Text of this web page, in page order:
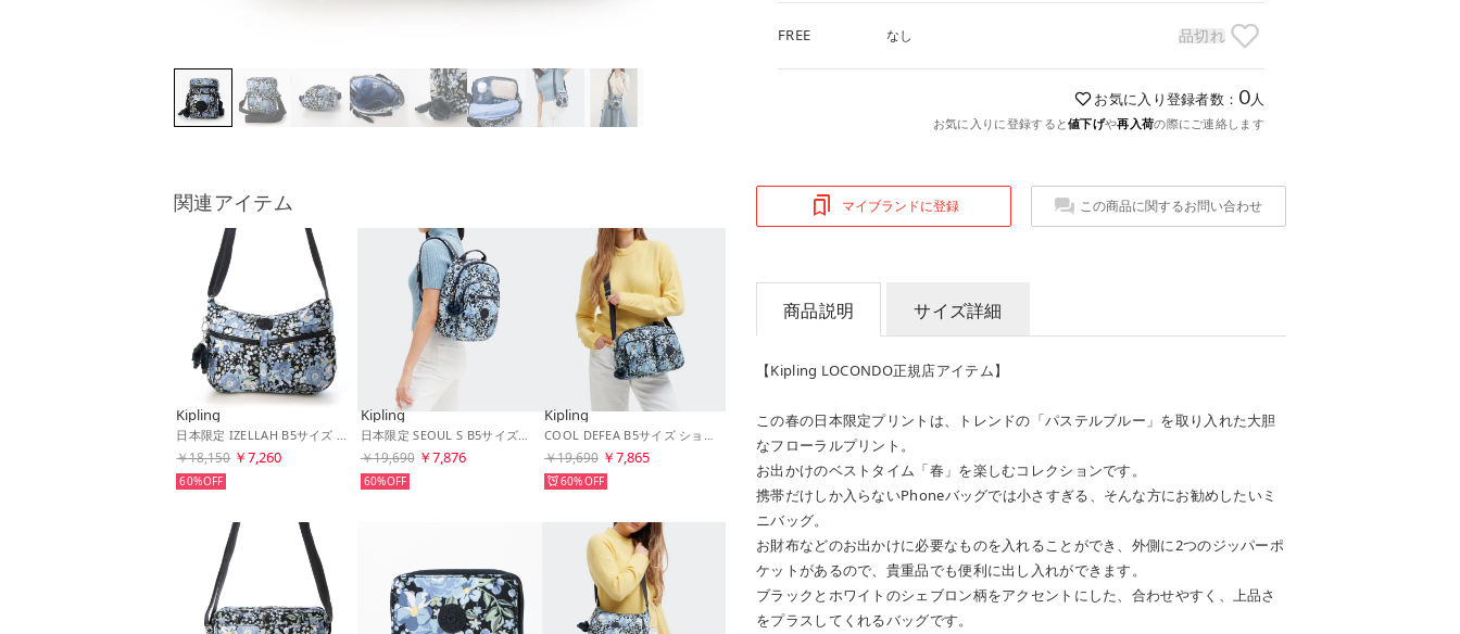
関連アイテム
Kipling
日本限定 IZELLAH B5サイズ クロスボディバッグ （Blue Flower Prt）
￥18,150 ￥7,260
60%
Kipling
日本限定 SEOUL S B5サイズ バックパック （Blue Flower Prt）
￥19,690 ￥7,876
60%
Kipling
COOL DEFEA B5サイズ ショルダーバッグ （Blue Flower Prt）
￥19,690 ￥7,865
60%
FREE なし 品切れ
お気に入り登録者数： 0人
お気に入りに登録すると値下げや再入荷の際にご連絡します
マイブランドに登録 この商品に関するお問い合わせ
商品説明 サイズ詳細
【Kipling LOCONDO正規店アイテム】
この春の日本限定プリントは、トレンドの「パステルブルー」を取り入れた大胆
なフローラルプリント。
お出かけのベストタイム「春」を楽しむコレクションです。
携帯だけしか入らないPhoneバッグでは小さすぎる、そんな方にお勧めしたいミ
ニバッグ。
お財布などのお出かけに必要なものを入れることができ、外側に2つのジッパーポ
ケットがあるので、貴重品でも便利に出し入れができます。
ブラックとホワイトのシェブロン柄をアクセントにした、合わせやすく、上品さ
をプラスしてくれるバッグです。